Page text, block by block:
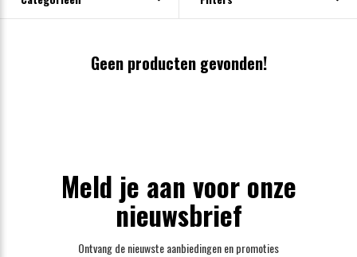
Geen producten gevonden!
Meld je aan voor onze
nieuwsbrief
Ontvang de nieuwste aanbiedingen en promoties